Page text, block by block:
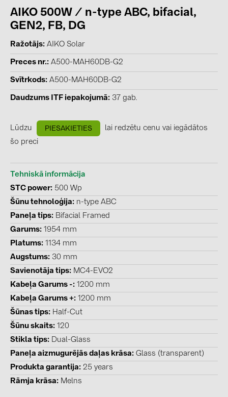
Instalācijas (87)
ABB (21)
AIKO Solar (2)
BAKS (51)
EVOPIPES (7)
FRONIUS (42)
GoodWe (44)
HUAWEI (51)
JAsolar (6)
JINKO (1)
LEADER (6)
LONGi Solar (5)
NOVOTEGRA (315)
PROJOY (3)
PRYSMIAN DRAKA (18)
PYLONTECH (19)
QILOWATT (3)
SMA (1)
AIKO 500W / n-type ABC, bifacial,
GEN2, FB, DG
Ražotājs AIKO Solar
Preces nr. A500-MAH60DB-G2
Svītrkods A500-MAH60DB-G2
Daudzums ITF iepakojumā 37 gab.
Lūdzu PIESAKIETIES
lai redzētu cenu vai iegādātos
šo preci
Tehniskā informācija
STC power 500 Wp
Šūnu tehnoloģija
n-type ABC
Paneļa tips
Bifacial Framed
Garums 1954 mm
Platums 1134 mm
Augstums 30 mm
Savienotāja tips
MC4-EVO2
Kabeļa Garums - 1200 mm
Kabeļa Garums + 1200 mm
Šūnas tips
Half-Cut
Šūnu skaits 120
Stikla tips
Dual-Glass
Paneļa aizmugurējās daļas krāsa Glass (transparent)
Produkta garantija 25 years
Rāmja krāsa
Melns